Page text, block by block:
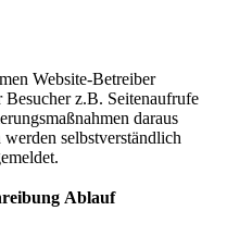
Website-Betreiber
z.B. Seitenaufrufe
daraus
selbstverständlich
Ablauf